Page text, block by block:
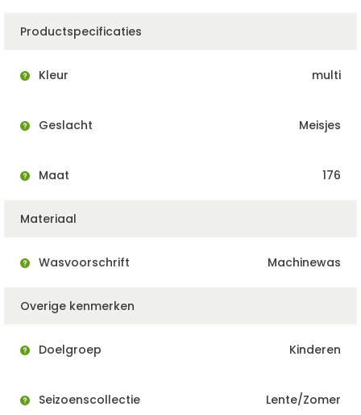
Productspecificaties
Kleur multi
Geslacht Meisjes
Maat 176
Materiaal
Wasvoorschrift Machinewas
Overige kenmerken
Doelgroep Kinderen
Seizoenscollectie Lente/Zomer